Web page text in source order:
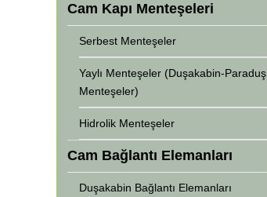
Cam Kapı Menteşeleri
Serbest Menteşeler
Yaylı Menteşeler (Duşakabin-Paraduş
Menteşeler)
Hidrolik Menteşeler
Cam Bağlantı Elemanları
Duşakabin Bağlantı Elemanları